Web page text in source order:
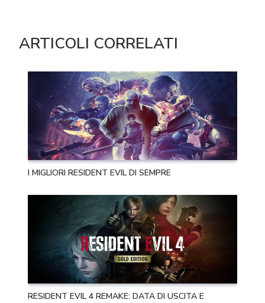
ARTICOLI CORRELATI
I MIGLIORI RESIDENT EVIL DI SEMPRE
RESIDENT EVIL 4 REMAKE: DATA DI USCITA E